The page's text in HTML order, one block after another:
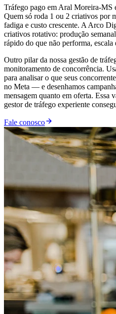
Tráfego pago em Aral Moreira-MS
Quem só roda 1 ou 2 criativos por
fadiga e custo crescente. A Arco
criativos rotativo: produção
rápido do que não performa, escala
Outro pilar da nossa gestão de
monitoramento de concorrência.
para analisar o que seus
no Meta — e desenhamos
mensagem quanto em oferta. Essa
gestor de tráfego experiente
Fale conosco